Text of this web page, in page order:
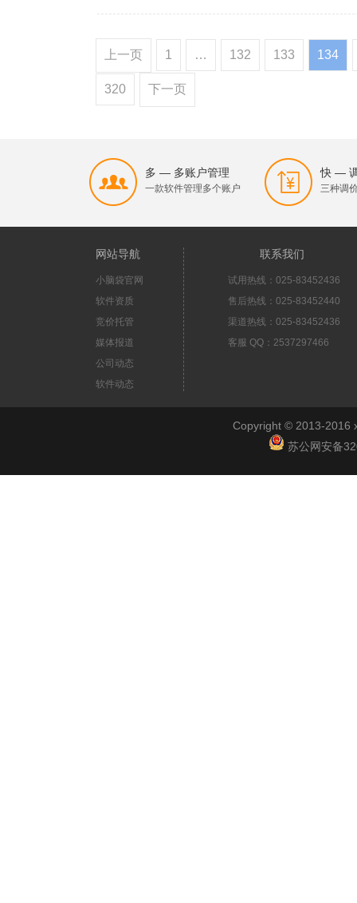
上一页 1 … 132 133 134
320 下一页
多 — 多账户管理
一款软件管理多个账户
快 —
三种调
网站导航
小脑袋官网
软件资质
竞价托管
媒体报道
公司动态
软件动态
联系我们
试用热线：025-83452436
售后热线：025-83452440
渠道热线：025-83452436
客服 QQ：2537297466
Copyright © 2013-2016
苏公网安备